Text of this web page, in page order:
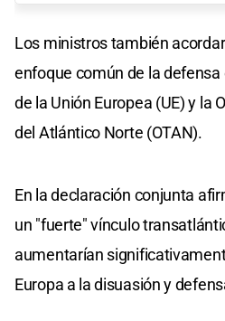
Los ministros también
enfoque común de la
de la Unión Europea (UE) y la
del Atlántico Norte (OTAN).
En la declaración conjunta
un "fuerte" vínculo
aumentarían
Europa a la disuasión y